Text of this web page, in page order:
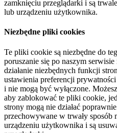
zamknięciu przeglądarki i są
lub urządzeniu użytkownika.
Niezbędne pliki cookies
Te pliki cookie są niezbędne do
poruszanie się po naszym
działanie niezbędnych funkcji
ustawienia preferencji
i nie mogą być wyłączone.
aby zablokować te pliki cookie,
strony mogą nie działać
przechowywane w trwały sposób
urządzeniu użytkownika i są